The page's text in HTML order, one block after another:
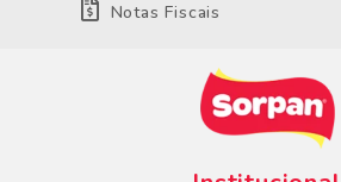
Notas Fiscais